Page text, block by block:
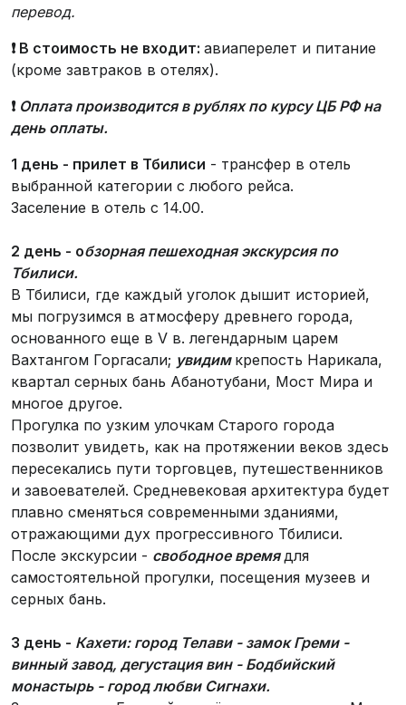
перевод.
❗ В стоимость не входит: авиаперелет и питание
(кроме завтраков в отелях).
❗ Оплата производится в рублях по курсу ЦБ РФ на
день оплаты.
1 день - прилет в Тбилиси - трансфер в отель
выбранной категории с любого рейса.
Заселение в отель с 14.00.
2 день - обзорная пешеходная экскурсия по
Тбилиси.
В Тбилиси, где каждый уголок дышит историей,
мы погрузимся в атмосферу древнего города,
основанного еще в V в. легендарным царем
Вахтангом Горгасали; увидим крепость Нарикала,
квартал серных бань Абанотубани, Мост Мира и
многое другое.
Прогулка по узким улочкам Старого города
позволит увидеть, как на протяжении веков здесь
пересекались пути торговцев, путешественников
и завоевателей. Средневековая архитектура будет
плавно сменяться современными зданиями,
отражающими дух прогрессивного Тбилиси.
После экскурсии - свободное времядля
самостоятельной прогулки, посещения музеев и
серных бань.
3 день - Кахети: город Телави - замок Греми -
винный завод, дегустация вин - Бодбийский
монастырь - город любви Сигнахи.